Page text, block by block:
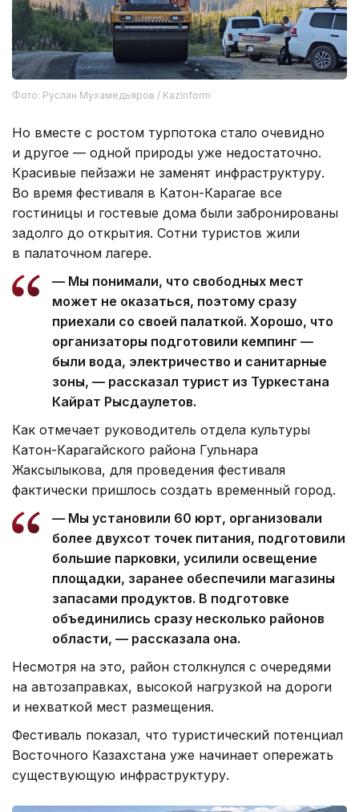
Фото: Руслан Мухамедьяров / Kazinform
Но вместе с ростом турпотока стало очевидно
и другое — одной природы уже недостаточно.
Красивые пейзажи не заменят инфраструктуру.
Во время фестиваля в Катон-Карагае все
гостиницы и гостевые дома были забронированы
задолго до открытия. Сотни туристов жили
в палаточном лагере.
— Мы понимали, что свободных мест
может не оказаться, поэтому сразу
приехали со своей палаткой. Хорошо, что
организаторы подготовили кемпинг —
были вода, электричество и санитарные
зоны, — рассказал турист из Туркестана
Кайрат Рысдаулетов.
Как отмечает руководитель отдела культуры
Катон-Карагайского района Гульнара
Жаксылыкова, для проведения фестиваля
фактически пришлось создать временный город.
— Мы установили 60 юрт, организовали
более двухсот точек питания, подготовили
большие парковки, усилили освещение
площадки, заранее обеспечили магазины
запасами продуктов. В подготовке
объединились сразу несколько районов
области, — рассказала она.
Несмотря на это, район столкнулся с очередями
на автозаправках, высокой нагрузкой на дороги
и нехваткой мест размещения.
Фестиваль показал, что туристический потенциал
Восточного Казахстана уже начинает опережать
существующую инфраструктуру.